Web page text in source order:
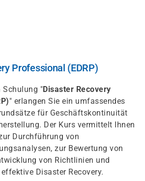
Professional (EDRP)
Schulung "Disaster Recovery
" erlangen Sie ein umfassendes
für Geschäftskontinuität
Der Kurs vermittelt Ihnen
Durchführung von
zur Bewertung von
von Richtlinien und
Disaster Recovery.